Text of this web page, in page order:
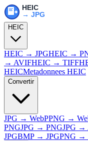
HEIC
HEIC → JPGHEIC →
→ AVIFHEIC → TIFF
HEICMetadonnees HEIC
Convertir
JPG → WebPPNG →
PNGJPG → PNGJPG →
JPGBMP → JPGPNG →